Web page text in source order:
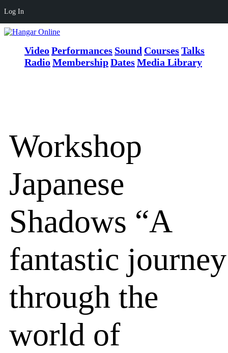
Log In
VideoPerformances Sound CoursesTalks
RadioMembershipDatesMedia Library
Workshop
Japanese
Shadows “A
fantastic journey
through the
world of